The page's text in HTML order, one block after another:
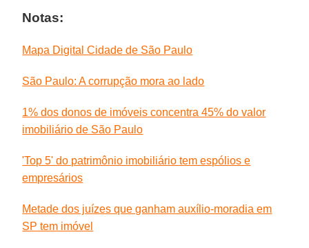
Notas:
Mapa Digital Cidade de São Paulo
São Paulo: A corrupção mora ao lado
1% dos donos de imóveis concentra 45% do valor
imobiliário de São Paulo
'Top 5' do patrimônio imobiliário tem espólios e
empresários
Metade dos juízes que ganham auxílio-moradia em
SP tem imóvel